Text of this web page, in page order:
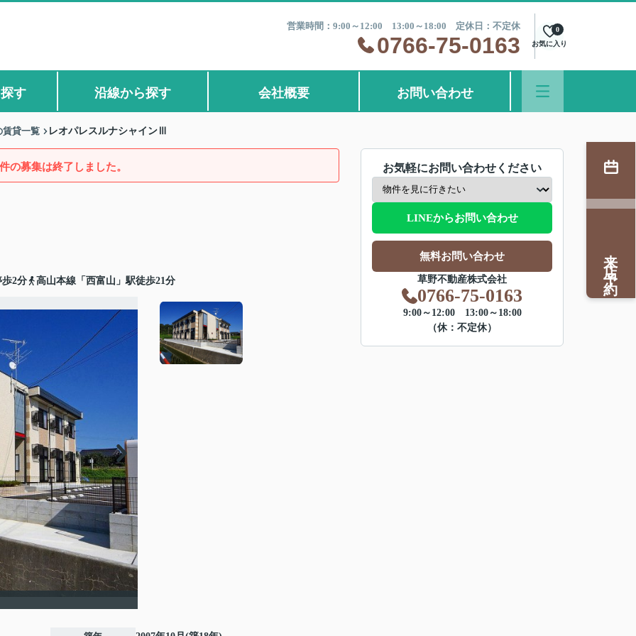
営業時間：9:00～12:00 13:00～18:00 定休日：不定休
0766-75-0163 お気に入り
0
す 沿線から探す 会社概要 お問い合わせ
賃貸一覧 レオパレスルナシャインⅢ
の募集は終了しました。
2分 高山本線「西富山」駅徒歩21分
お気軽にお問い合わせください
LINEからお問い合わせ
無料お問い合わせ
草野不動産株式会社
0766-75-0163
9:00～12:00 13:00～18:00
（休：不定休）
来店予約